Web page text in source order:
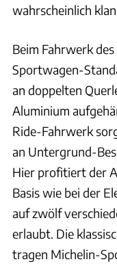
wahrscheinlich
Beim Fahrwerk
Sportwagen-
an doppelten
Aluminium
Ride-Fahrwerk
an Untergrund-
Hier profitiert der
Basis wie bei der
auf zwölf
erlaubt. Die
tragen Michelin-